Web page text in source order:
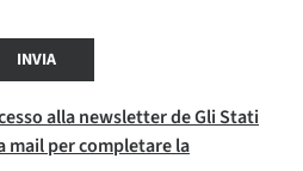
INVIA
alla newsletter de Gli Stati
mail per completare la